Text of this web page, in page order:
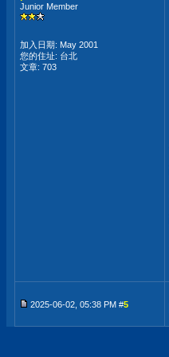
Junior Member
加入日期: May 2001
您的住址: 台北
文章: 703
2025-06-02, 05:38 PM #5